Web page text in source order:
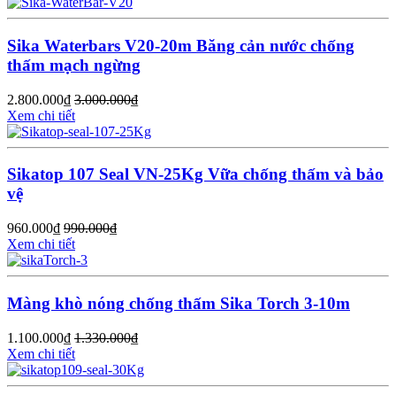
Sika Waterbars V20-20m Băng cản nước chống
thấm mạch ngừng
2.800.000₫ 3.000.000₫
Xem chi tiết
Sikatop 107 Seal VN-25Kg Vữa chống thấm và bảo
vệ
960.000₫ 990.000₫
Xem chi tiết
Màng khò nóng chống thấm Sika Torch 3-10m
1.100.000₫ 1.330.000₫
Xem chi tiết